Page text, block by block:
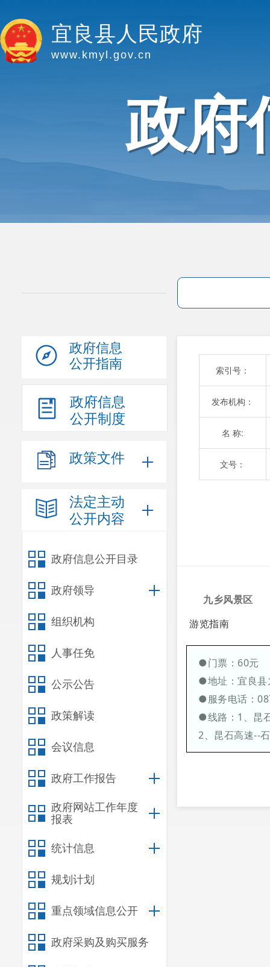
宜良县人民政府
www.kmyl.gov.cn
政府
政府信息
公开指南
政府信息
公开制度
政策文件
法定主动
公开内容
政府信息公开目录
政府领导
组织机构
人事任免
公示公告
政策解读
会议信息
政府工作报告
政府网站工作年度
报表
统计信息
规划计划
重点领域信息公开
政府采购及购买服务
索引号：
发布机构：
名 称:
文号：
九乡风景区
游览指南
●门票：60元
●地址：宜良县
●服务电话：
●线路：1、昆
2、昆石高速--